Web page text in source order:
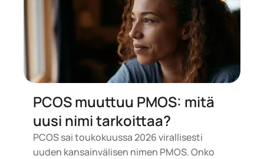
terveydentilasi, BMI:si ja käyttämäsi
lääkityksen perusteella.
PCOS muuttuu PMOS: mitä
uusi nimi tarkoittaa?
PCOS sai toukokuussa 2026 virallisesti
uuden kansainvälisen nimen PMOS. Onko